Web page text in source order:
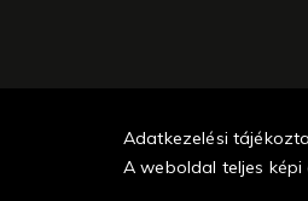
Adatkezelési
A weboldal teljes